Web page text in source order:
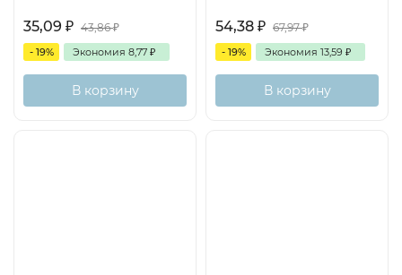
35,09 ₽ 43,86₽
- 19% Экономия 8,77 ₽
В корзину
54,38 ₽ 67,97₽
- 19% Экономия 13,59 ₽
В корзину